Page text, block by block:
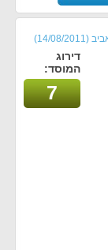
(14/08/2011)
דירוג
המוסד:
7